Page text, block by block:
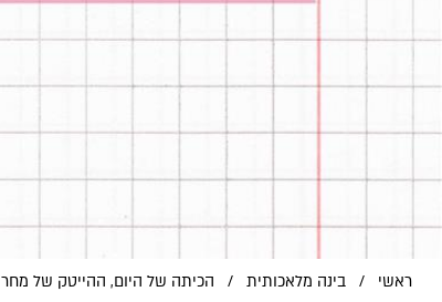
ראשי / בינה מלאכותית / הכיתה של היום, ההייטק של מחר